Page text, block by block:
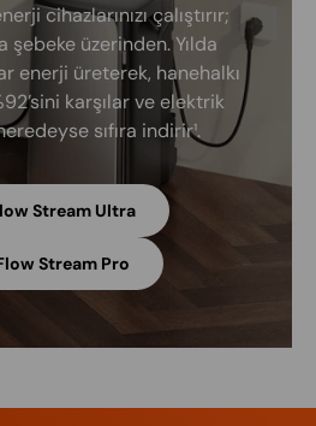
cihazlarınızı çalıştırır;
şebeke üzerinden. Yılda
enerji üreterek, hanehalkı
karşılar ve elektrik
sıfıra indirir¹.
Stream Ultra
Stream Pro